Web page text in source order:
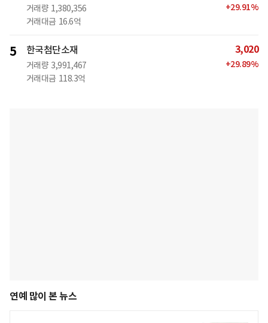
거래량 1,380,356
거래대금 16.6억
+29.91%
5 한국첨단소재
거래량 3,991,467
거래대금 118.3억
3,020
+29.89%
연예 많이 본 뉴스